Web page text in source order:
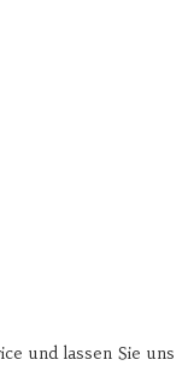
und lassen Sie uns